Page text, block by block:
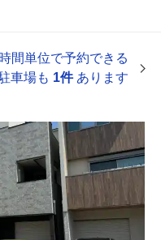
間単位で予約できる
車場も 1件あります